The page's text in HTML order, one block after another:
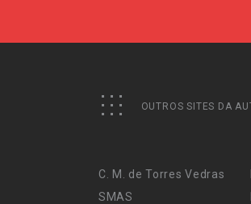
OUTROS SITES DA
C. M. de Torres Vedras
SMAS